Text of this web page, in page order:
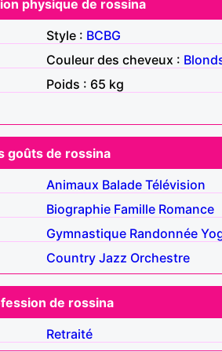
physique de rossina
Style : BCBG
Couleur des cheveux :
Poids : 65 kg
goûts de rossina
Animaux Balade Télévision
Biographie Famille Romance
Gymnastique Randonnée
Country Jazz Orchestre
de rossina
Retraité